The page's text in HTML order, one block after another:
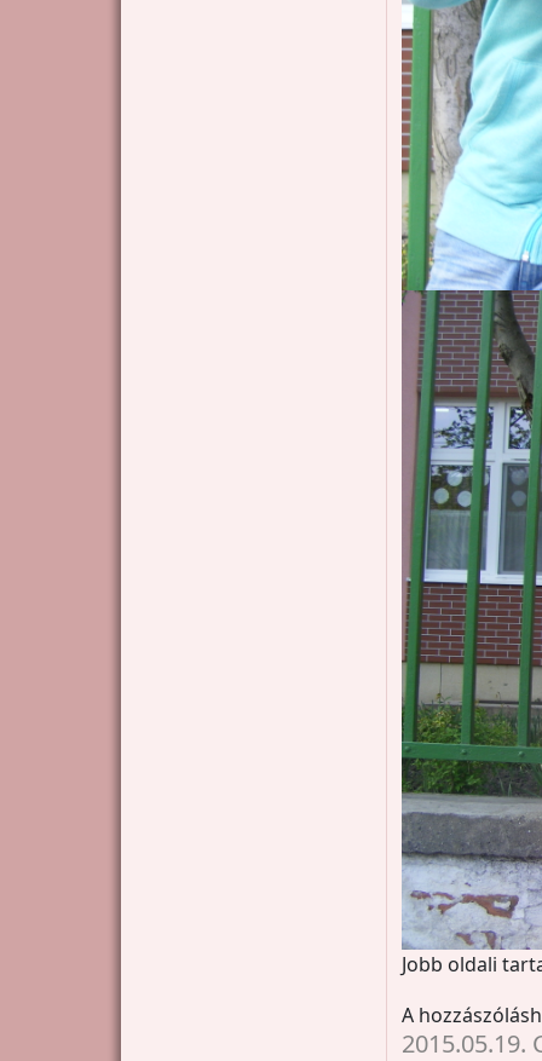
Jobb oldali
A
2015.05.19.